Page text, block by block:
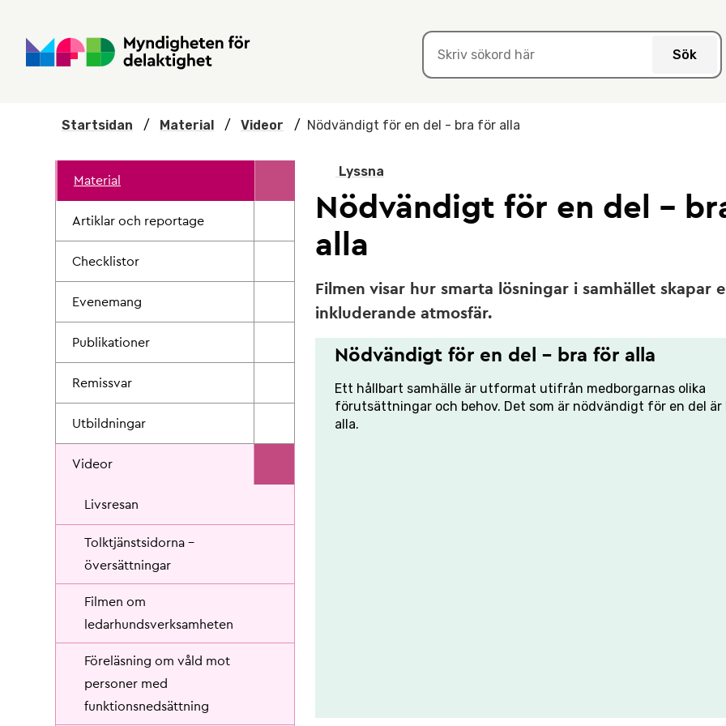
Sök
Startsidan / Material / Videor / Nödvändigt för en del - bra för alla
Material
Artiklar och reportage
Checklistor
Evenemang
Publikationer
Remissvar
Utbildningar
Videor
Livsresan
Tolktjänstsidorna -
översättningar
Filmen om
ledarhundsverksamheten
Föreläsning om våld mot
personer med
funktionsnedsättning
Lyssna
Nödvändigt för en del -
alla
Filmen visar hur smarta lösningar i samhället skapar
inkluderande atmosfär.
Nödvändigt för en del - bra för alla
Ett hållbart samhälle är utformat utifrån medborgarnas olika
förutsättningar och behov. Det som är nödvändigt för en del är
alla.